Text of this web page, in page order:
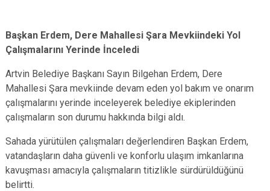
Başkan Erdem, Dere Mahallesi Şara Mevkiindeki Yol
Çalışmalarını Yerinde İnceledi
Artvin Belediye Başkanı Sayın Bilgehan Erdem, Dere
Mahallesi Şara mevkiinde devam eden yol bakım ve onarım
çalışmalarını yerinde inceleyerek belediye ekiplerinden
çalışmaların son durumu hakkında bilgi aldı.
Sahada yürütülen çalışmaları değerlendiren Başkan Erdem,
vatandaşların daha güvenli ve konforlu ulaşım imkanlarına
kavuşması amacıyla çalışmaların titizlikle sürdürüldüğünü
belirtti.